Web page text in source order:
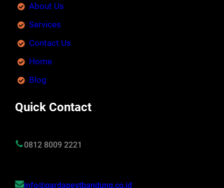
About Us
Services
Contact Us
Home
Blog
Quick Contact
0812 8009 2221
info@gardapestbandung.co.id